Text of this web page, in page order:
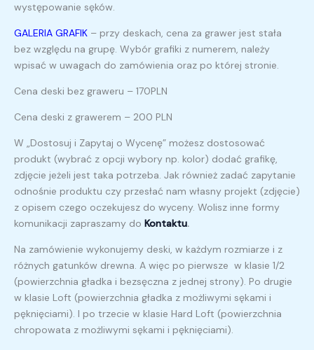
występowanie sęków.
GALERIA GRAFIK – przy deskach, cena za grawer jest stała
bez względu na grupę. Wybór grafiki z numerem, należy
wpisać w uwagach do zamówienia oraz po której stronie.
Cena deski bez graweru – 170PLN
Cena deski z grawerem – 200 PLN
W „Dostosuj i Zapytaj o Wycenę” możesz dostosować
produkt (wybrać z opcji wybory np. kolor) dodać grafikę,
zdjęcie jeżeli jest taka potrzeba. Jak również zadać zapytanie
odnośnie produktu czy przesłać nam własny projekt (zdjęcie)
z opisem czego oczekujesz do wyceny. Wolisz inne formy
komunikacji zapraszamy do Kontaktu.
Na zamówienie wykonujemy deski, w każdym rozmiarze i z
różnych gatunków drewna. A więc po pierwsze w klasie 1/2
(powierzchnia gładka i bezsęczna z jednej strony). Po drugie
w klasie Loft (powierzchnia gładka z możliwymi sękami i
pęknięciami). I po trzecie w klasie Hard Loft (powierzchnia
chropowata z możliwymi sękami i pęknięciami).